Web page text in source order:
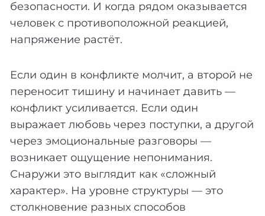
безопасности. И когда рядом оказывается
человек с противоположной реакцией,
напряжение растёт.
Если один в конфликте молчит, а второй не
переносит тишину и начинает давить —
конфликт усиливается. Если один
выражает любовь через поступки, а другой
через эмоциональные разговоры —
возникает ощущение непонимания.
Снаружи это выглядит как «сложный
характер». На уровне структуры — это
столкновение разных способов